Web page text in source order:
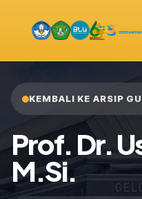
KEMBALI KE ARSIP
Prof. Dr.
M.Si.